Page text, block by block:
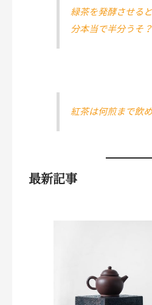
緑茶を発酵させる
分本当で半分うそ？
紅茶は何煎まで飲
最新記事